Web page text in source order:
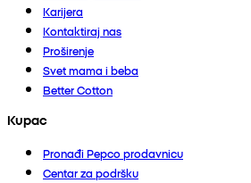
Karijera
Kontaktiraj nas
Proširenje
Svet mama i beba
Better Cotton
Kupac
Pronađi Pepco prodavnicu
Centar za podršku